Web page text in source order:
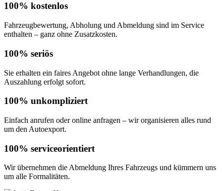
100% kostenlos
Fahrzeugbewertung, Abholung und Abmeldung sind im Service
enthalten – ganz ohne Zusatzkosten.
100% seriös
Sie erhalten ein faires Angebot ohne lange Verhandlungen, die
Auszahlung erfolgt sofort.
100% unkompliziert
Einfach anrufen oder online anfragen – wir organisieren alles rund
um den Autoexport.
100% serviceorientiert
Wir übernehmen die Abmeldung Ihres Fahrzeugs und kümmern uns
um alle Formalitäten.